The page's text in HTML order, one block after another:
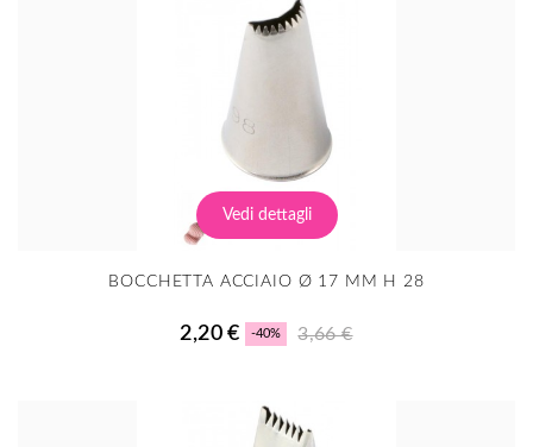
Vedi dettagli
BOCCHETTA ACCIAIO Ø 17 MM H 28
2,20 € -40% 3,66 €